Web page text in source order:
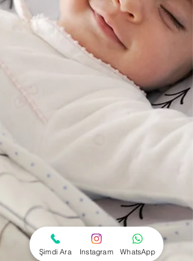
Şimdi Ara Instagram WhatsApp